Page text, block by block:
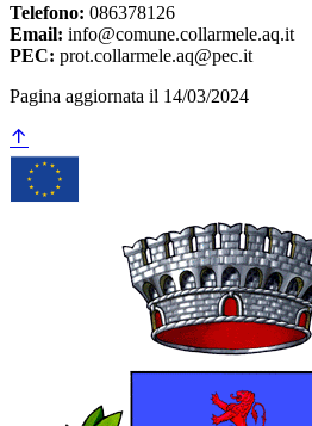
Telefono: 086378126
Email: info@comune.collarmele.aq.it
PEC: prot.collarmele.aq@pec.it
Pagina aggiornata il 14/03/2024